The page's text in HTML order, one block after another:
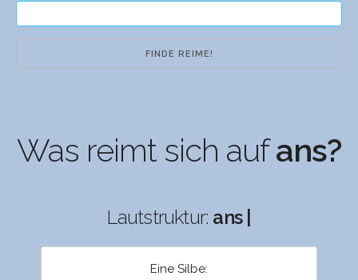
Was reimt sich aufans?
Lautstruktur: ans |
Eine Silbe: